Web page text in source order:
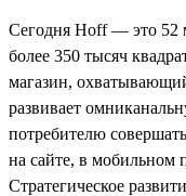
Сегодня Hoff — это 52
более 350 тысяч
магазин,
развивает
потребителю
на сайте, в мобильном
Стратегическое